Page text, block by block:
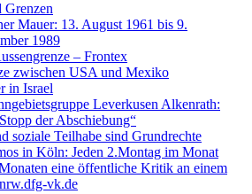
Grenzen
Mauer: 13. August 1961 bis 9.
1989
– Frontex
zwischen USA und Mexiko
in Israel
Leverkusen Alkenrath:
der Abschiebung“
soziale Teilhabe sind Grundrechte
in Köln: Jeden 2.Montag im Monat
eine öffentliche Kritik an einem
vk.de